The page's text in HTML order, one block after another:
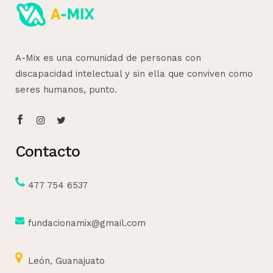
A-Mix es una comunidad de personas con
discapacidad intelectual y sin ella que conviven como
seres humanos, punto.
Contacto
477 754 6537
fundacionamix@gmail.com
León, Guanajuato